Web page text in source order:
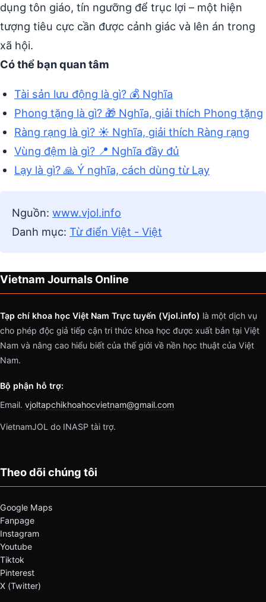
dụng tôn giáo, tín ngưỡng để trục lợi – một hiện
tượng tiêu cực cần được cảnh giác và lên án trong
xã hội.
Có thể bạn quan tâm
Tài sản lưu động là gì? 💰 Nghĩa
Phong tặng là gì? 🎁 Nghĩa, giải thích Phong tặng
Ràng rạng là gì? ☀️ Nghĩa, giải thích Ràng rạng
Vùng đệm là gì? 📍 Nghĩa đầy đủ
Lạy là gì? 🙏 Ý nghĩa, cách dùng từ Lạy
Nguồn: www.vjol.info
Danh mục: Từ điển Việt - Việt
Vietnam Journals Online
Tạp chí khoa học Việt Nam Trực tuyến (Vjol.info) là một dịch vụ
cho phép độc giả tiếp cận tri thức khoa học được xuất bản tại Việt
Nam và nâng cao hiểu biết của thế giới về nền học thuật của Việt
Nam.
Bộ phận hỗ trợ:
Email. vjoltapchikhoahocvietnam@gmail.com
VietnamJOL do INASP tài trợ.
Theo dõi chúng tôi
Google Maps
Fanpage
Instagram
Youtube
Tiktok
Pinterest
X (Twitter)